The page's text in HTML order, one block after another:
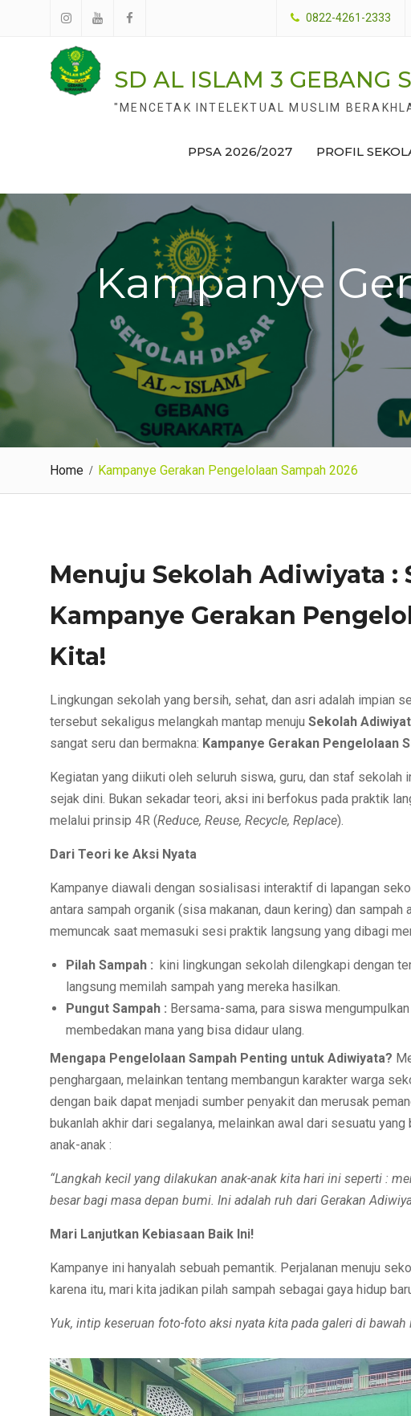
0822-4261-2333
SD AL ISLAM 3 GEBANG
"MENCETAK INTELEKTUAL MUSLIM
PPSA 2026/2027 PROFIL
Kampanye
Home Kampanye Gerakan Pengelolaan Sampah 2026
Menuju Sekolah Adiwiyata :
Kampanye Gerakan
Kita!
Lingkungan sekolah yang bersih, sehat, dan asri adalah impian
tersebut sekaligus melangkah mantap menuju Sekolah
sangat seru dan bermakna: Kampanye Gerakan Pengelolaan
Kegiatan yang diikuti oleh seluruh siswa, guru, dan staf sekolah
sejak dini. Bukan sekadar teori, aksi ini berfokus pada praktik
melalui prinsip 4R (Reduce, Reuse, Recycle, Replace).
Dari Teori ke Aksi Nyata
Kampanye diawali dengan sosialisasi interaktif di lapangan
antara sampah organik (sisa makanan, daun kering) dan
memuncak saat memasuki sesi praktik langsung yang dibagi
Pilah Sampah : kini lingkungan sekolah dilengkapi dengan
langsung memilah sampah yang mereka hasilkan.
Pungut Sampah : Bersama-sama, para siswa
membedakan mana yang bisa didaur ulang.
Mengapa Pengelolaan Sampah Penting untuk Adiwiyata?
penghargaan, melainkan tentang membangun karakter warga
dengan baik dapat menjadi sumber penyakit dan merusak
bukanlah akhir dari segalanya, melainkan awal dari sesuatu
anak-anak :
“Langkah kecil yang dilakukan anak-anak kita hari ini seperti :
besar bagi masa depan bumi. Ini adalah ruh dari Gerakan
Mari Lanjutkan Kebiasaan Baik Ini!
Kampanye ini hanyalah sebuah pemantik. Perjalanan menuju
karena itu, mari kita jadikan pilah sampah sebagai gaya hidup
Yuk, intip keseruan foto-foto aksi nyata kita pada galeri di bawah